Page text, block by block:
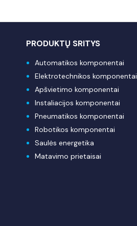
PRODUKTŲ SRITYS
Automatikos komponentai
Elektrotechnikos komponentai
Apšvietimo komponentai
Instaliacijos komponentai
Pneumatikos komponentai
Robotikos komponentai
Saulės energetika
Matavimo prietaisai